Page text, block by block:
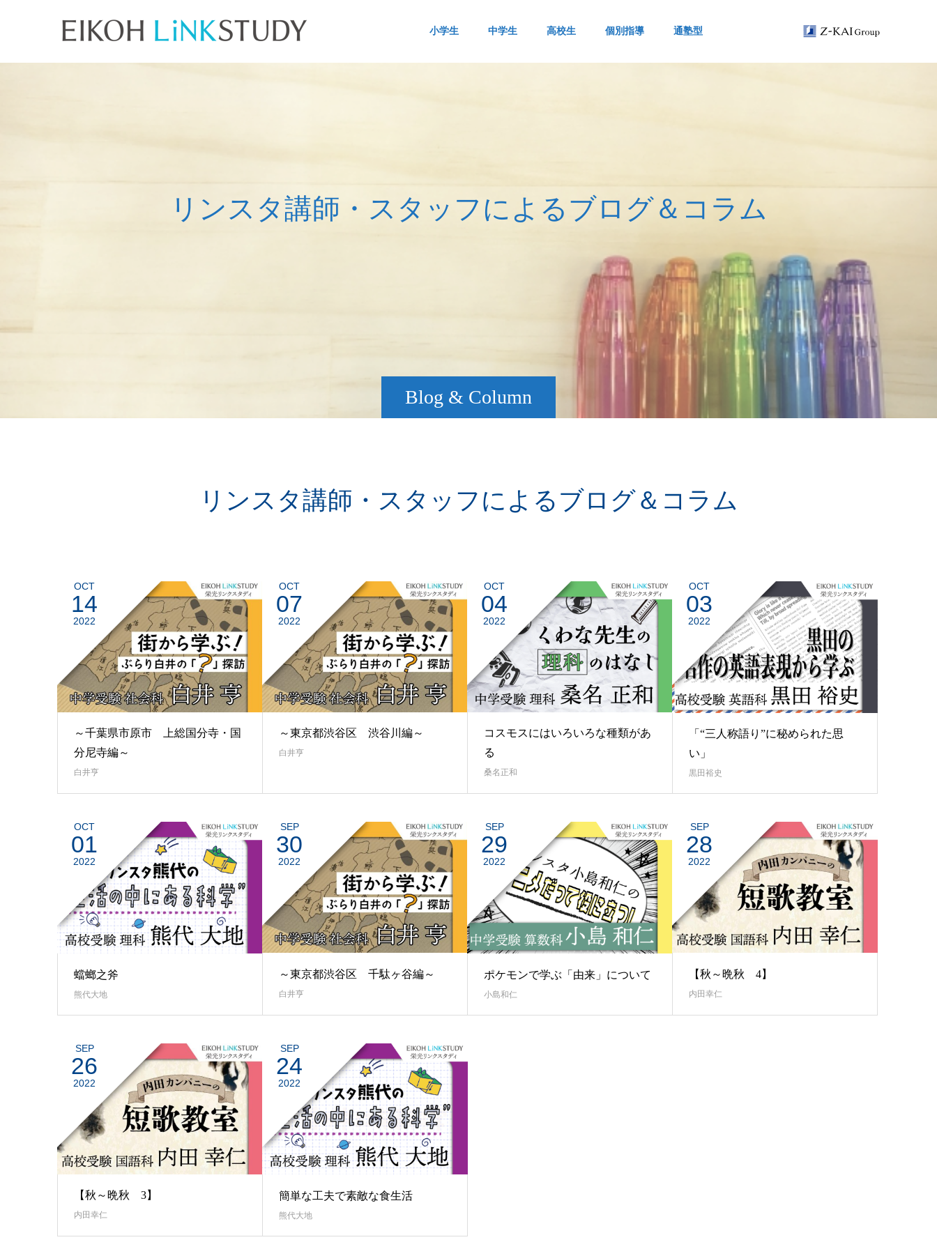
小学生 中学生 高校生 個別指導 通塾型
Blog & Column
リ ンス タ講師 ・ ス タ ッ フ に よ る ブロ グ＆ コ ラ ム
リンスタ講師・スタッフによるブログ＆コラム
OCT
14
2022
～千葉県市原市 上総国分寺・国
分尼寺編～
白井亨
OCT
07
2022
～東京都渋谷区 渋谷川編～
白井亨
OCT
04
2022
コスモスにはいろいろな種類があ
る
桑名正和
OCT
03
2022
「“三人称語り”に秘められた思
い」
黒田裕史
OCT
01
2022
蟷螂之斧
熊代大地
SEP
30
2022
～東京都渋谷区 千駄ヶ谷編～
白井亨
SEP
29
2022
ポケモンで学ぶ「由来」について
小島和仁
SEP
28
2022
【秋～晩秋 4】
内田幸仁
SEP
26
2022
【秋～晩秋 3】
内田幸仁
SEP
24
2022
簡単な工夫で素敵な食生活
熊代大地